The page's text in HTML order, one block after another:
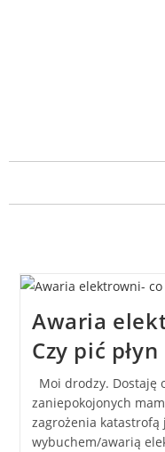
Awaria
Czy pić
Moi drodzy. Dostaję
zaniepokojonych
zagrożenia katastrofą
wybuchem/awarią